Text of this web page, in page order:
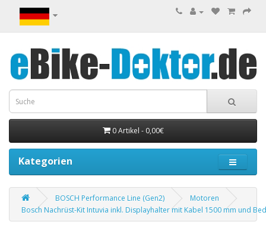
0 Artikel - 0,00€
Kategorien
BOSCH Performance Line (Gen2)
Motoren
Bosch Nachrüst-Kit Intuvia inkl. Displayhalter mit Kabel 1500 mm und